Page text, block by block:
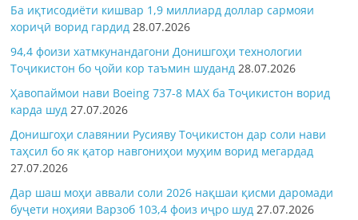
Ба иқтисодиёти кишвар 1,9 миллиард доллар сармояи
хориҷӣ ворид гардид 28.07.2026
94,4 фоизи хатмкунандагони Донишгоҳи технологии
Тоҷикистон бо ҷойи кор таъмин шуданд 28.07.2026
Ҳавопаймои нави Boeing 737-8 MAX ба Тоҷикистон ворид
карда шуд 27.07.2026
Донишгоҳи славянии Русияву Тоҷикистон дар соли нави
таҳсил бо як қатор навгониҳои муҳим ворид мегардад
27.07.2026
Дар шаш моҳи аввали соли 2026 нақшаи қисми даромади
буҷети ноҳияи Варзоб 103,4 фоиз иҷро шуд 27.07.2026